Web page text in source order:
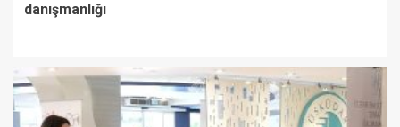
danışmanlığı